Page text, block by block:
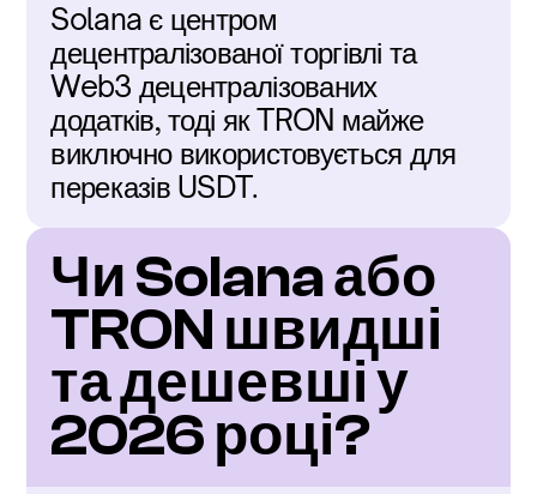
Solana є центром
децентралізованої торгівлі та
Web3 децентралізованих
додатків, тоді як TRON майже
виключно використовується для
переказів USDT.
Чи Solana або
TRON швидші
та дешевші у
2026 році?